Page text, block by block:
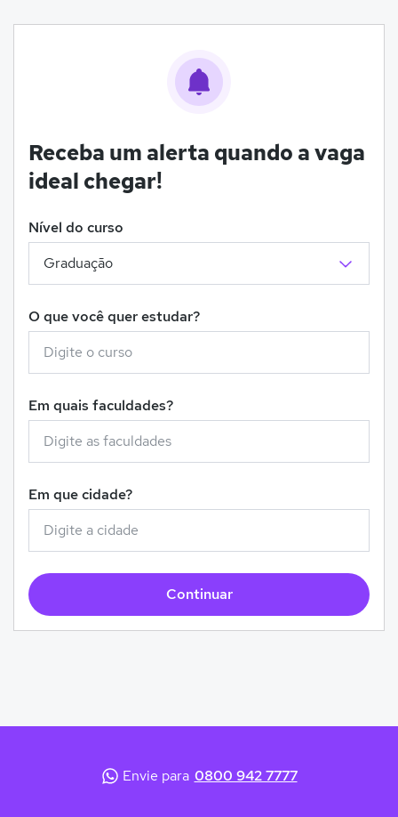
Receba um alerta quando a vaga
ideal chegar!
Nível do curso
O que você quer estudar?
Em quais faculdades?
Em que cidade?
Continuar
Envie para 0800 942 7777